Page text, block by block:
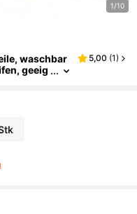
1/10
waschbar
geeig
für Anfän
5,00 (1)